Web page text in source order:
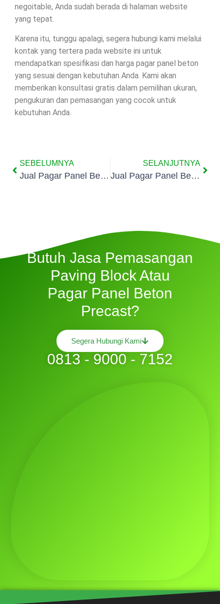
negoitable, Anda sudah berada di halaman website
yang tepat.
Karena itu, tunggu apalagi, segera hubungi kami melalui
kontak yang tertera pada website ini untuk
mendapatkan spesifikasi dan harga pagar panel beton
yang sesuai dengan kebutuhan Anda. Kami akan
memberikan konsultasi gratis dalam pemilihan ukuran,
pengukuran dan pemasangan yang cocok untuk
kebutuhan Anda.
SEBELUMNYA
Jual Pagar Panel Beton Di Kalibaru
SELANJUTNYA
Jual Pagar Panel Beton Di Rorotan
Butuh Jasa Pemasangan
Paving Block Atau
Pagar Panel Beton
Precast?
Segera Hubungi Kami
0813 - 9000 - 7152